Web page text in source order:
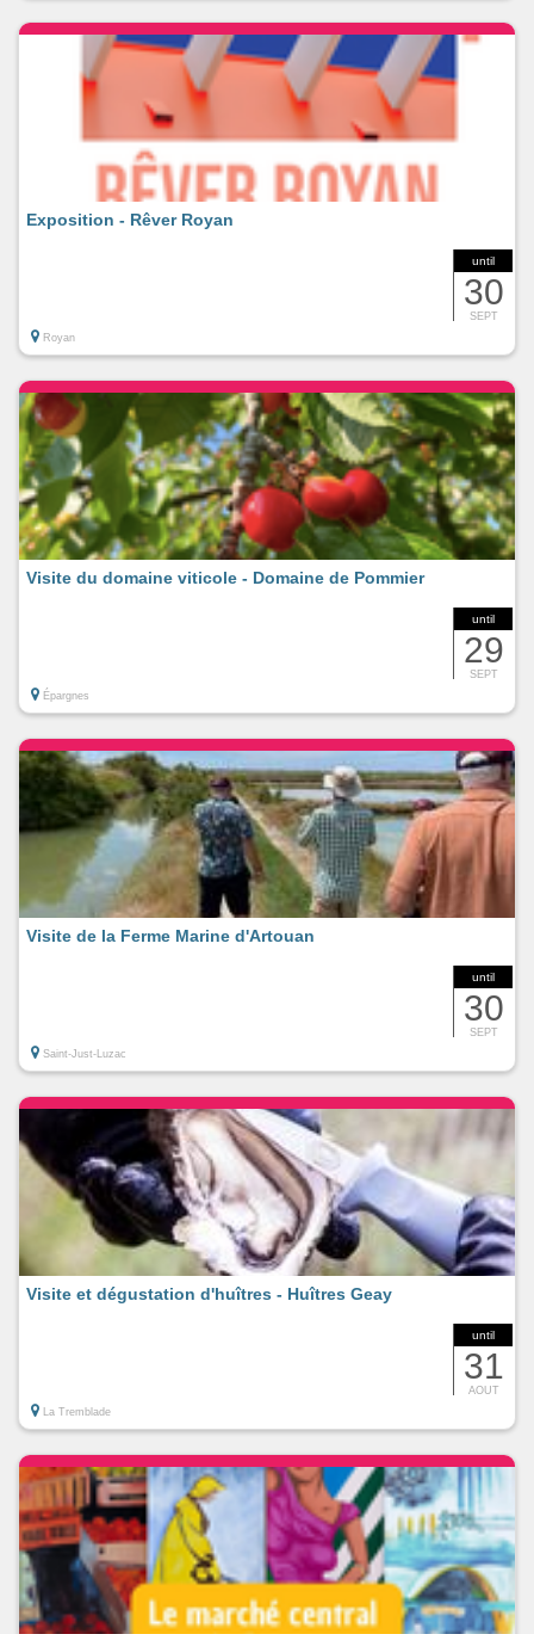
until
30
SEPT
Exposition - Rêver Royan
Royan
until
29
SEPT
Visite du domaine viticole - Domaine de Pommier
Épargnes
until
30
SEPT
Visite de la Ferme Marine d'Artouan
Saint-Just-Luzac
until
31
AOUT
Visite et dégustation d'huîtres - Huîtres Geay
La Tremblade